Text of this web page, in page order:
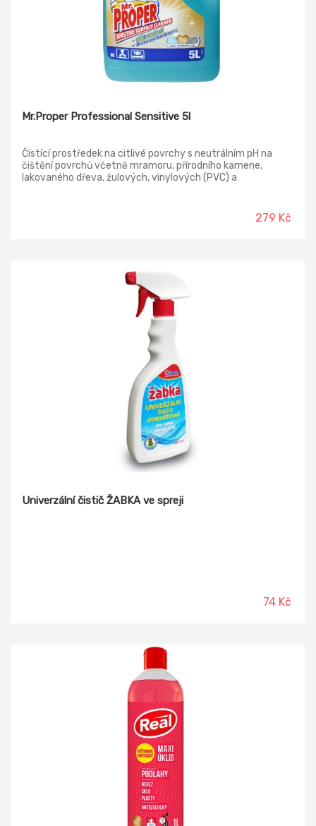
Mr.Proper Professional Sensitive 5l
Čistící prostředek na citlivé povrchy s neutrálním pH na
čištění povrchů včetně mramoru, přírodního kamene,
lakovaného dřeva, žulových, vinylových (PVC) a
279 Kč
Univerzální čistič ŽABKA ve spreji
74 Kč